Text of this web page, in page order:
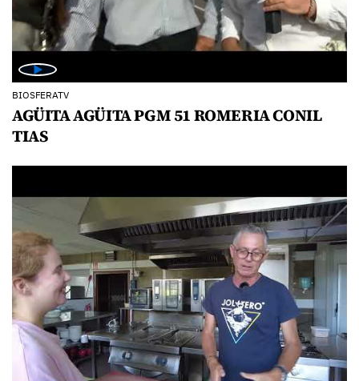
BIOSFERATV
AGÜITA AGÜITA PGM 51 ROMERIA CONIL
TIAS